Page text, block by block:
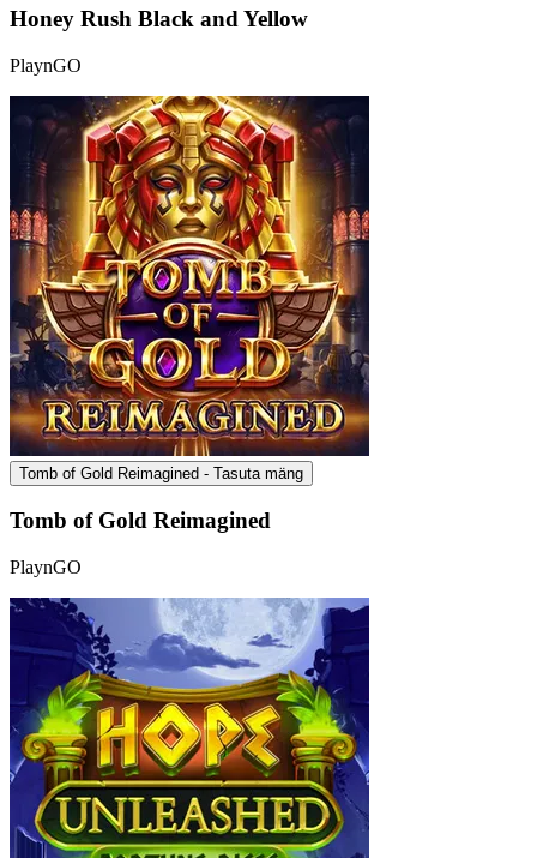
Honey Rush Black and Yellow
PlaynGO
Tomb of Gold Reimagined - Tasuta mäng
Tomb of Gold Reimagined
PlaynGO